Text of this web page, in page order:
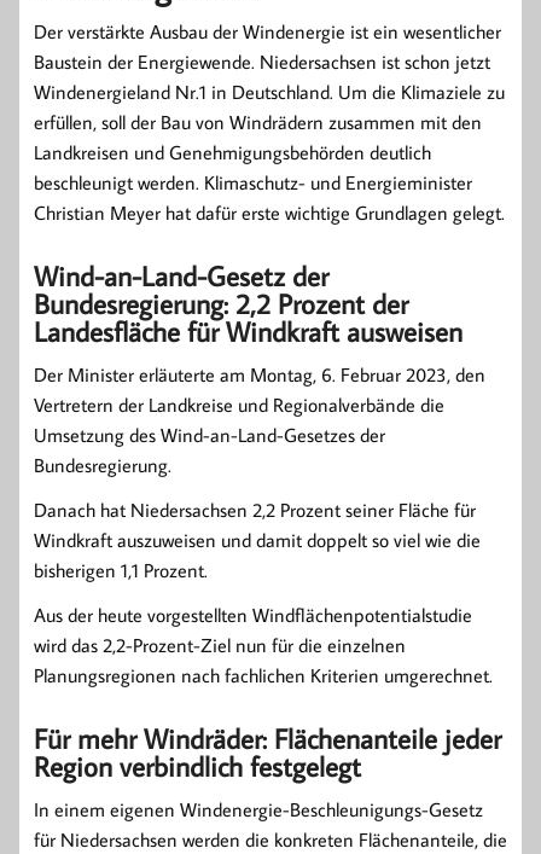
Der verstärkte Ausbau der Windenergie ist ein wesentlicher
Baustein der Energiewende. Niedersachsen ist schon jetzt
Windenergieland Nr.1 in Deutschland. Um die Klimaziele zu
erfüllen, soll der Bau von Windrädern zusammen mit den
Landkreisen und Genehmigungsbehörden deutlich
beschleunigt werden. Klimaschutz- und Energieminister
Christian Meyer hat dafür erste wichtige Grundlagen gelegt.
Wind-an-Land-Gesetz der
Bundesregierung: 2,2 Prozent der
Landesfläche für Windkraft ausweisen
Der Minister erläuterte am Montag, 6. Februar 2023, den
Vertretern der Landkreise und Regionalverbände die
Umsetzung des Wind-an-Land-Gesetzes der
Bundesregierung.
Danach hat Niedersachsen 2,2 Prozent seiner Fläche für
Windkraft auszuweisen und damit doppelt so viel wie die
bisherigen 1,1 Prozent.
Aus der heute vorgestellten Windflächenpotentialstudie
wird das 2,2-Prozent-Ziel nun für die einzelnen
Planungsregionen nach fachlichen Kriterien umgerechnet.
Für mehr Windräder: Flächenanteile jeder
Region verbindlich festgelegt
In einem eigenen Windenergie-Beschleunigungs-Gesetz
für Niedersachsen werden die konkreten Flächenanteile, die